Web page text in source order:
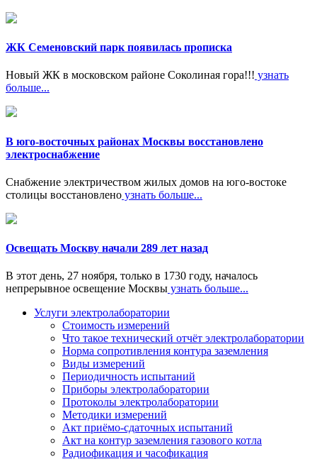
ЖК Семеновский парк появилась прописка
Новый ЖК в московском районе Соколиная гора!!! узнать
больше...
В юго-восточных районах Москвы восстановлено
электроснабжение
Снабжение электричеством жилых домов на юго-востоке
столицы восстановлено узнать больше...
Освещать Москву начали 289 лет назад
В этот день, 27 ноября, только в 1730 году, началось
непрерывное освещение Москвы узнать больше...
Услуги электролаборатории
Стоимость измерений
Что такое технический отчёт электролаборатории
Норма сопротивления контура заземления
Виды измерений
Периодичность испытаний
Приборы электролаборатории
Протоколы электролаборатории
Методики измерений
Акт приёмо-сдаточных испытаний
Акт на контур заземления газового котла
Радиофикация и часофикация